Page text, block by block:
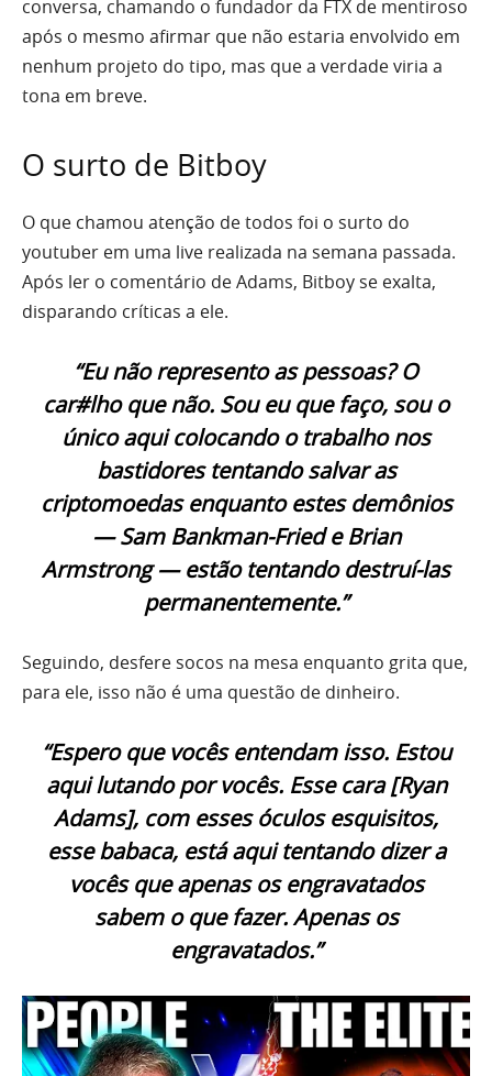
conversa, chamando o fundador da FTX de mentiroso
após o mesmo afirmar que não estaria envolvido em
nenhum projeto do tipo, mas que a verdade viria a
tona em breve.
O surto de Bitboy
O que chamou atenção de todos foi o surto do
youtuber em uma live realizada na semana passada.
Após ler o comentário de Adams, Bitboy se exalta,
disparando críticas a ele.
“Eu não represento as pessoas? O
car#lho que não. Sou eu que faço, sou o
único aqui colocando o trabalho nos
bastidores tentando salvar as
criptomoedas enquanto estes demônios
— Sam Bankman-Fried e Brian
Armstrong — estão tentando destruí-las
permanentemente.”
Seguindo, desfere socos na mesa enquanto grita que,
para ele, isso não é uma questão de dinheiro.
“Espero que vocês entendam isso. Estou
aqui lutando por vocês. Esse cara [Ryan
Adams], com esses óculos esquisitos,
esse babaca, está aqui tentando dizer a
vocês que apenas os engravatados
sabem o que fazer. Apenas os
engravatados.”